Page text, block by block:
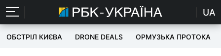
UA
ОБСТРІЛ КИЄВА DRONE DEALS ОРМУЗЬКА ПРОТОКА